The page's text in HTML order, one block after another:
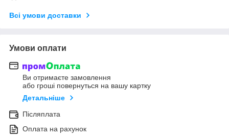
Всі умови доставки
Умови оплати
Ви отримаєте замовлення
або гроші повернуться на вашу картку
Детальніше
Післяплата
Оплата на рахунок